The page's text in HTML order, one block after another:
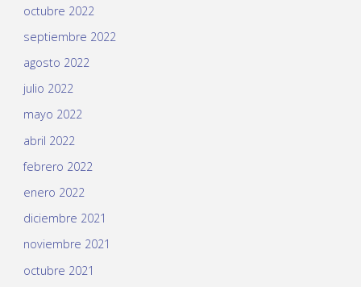
octubre 2022
septiembre 2022
agosto 2022
julio 2022
mayo 2022
abril 2022
febrero 2022
enero 2022
diciembre 2021
noviembre 2021
octubre 2021